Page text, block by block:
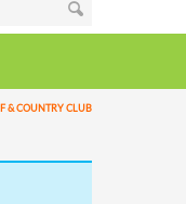
& COUNTRY CLUB